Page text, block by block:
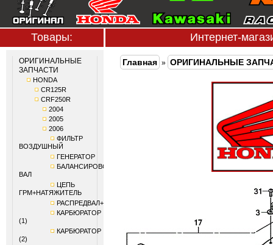
Товары: Интернет-
ОРИГИНАЛЬНЫЕ
ЗАПЧАСТИ
HONDA
CR125R
CRF250R
2004
2005
2006
ФИЛЬТР
ВОЗДУШНЫЙ
ГЕНЕРАТОР
БАЛАНСИРОВОЧНЫЙ
ВАЛ
ЦЕПЬ
ГРМ+НАТЯЖИТЕЛЬ
РАСПРЕДВАЛ+КЛАПАНЫ
КАРБЮРАТОР
(1)
КАРБЮРАТОР
(2)
Главная » ОРИГИНАЛЬНЫЕ